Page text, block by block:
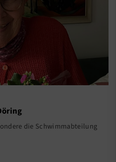
die Schwimmabteilung